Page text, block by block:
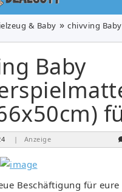
& Baby chivving Baby Wasserspielmatte BPA
Baby
| Anzeige
Beschäftigung für eure